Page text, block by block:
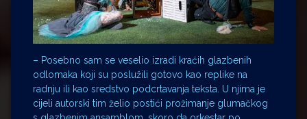
– Posebno sam se veselio izradi kraćih glazbenih
odlomaka koji su poslužili gotovo kao replike na
radnju ili kao sredstvo podcrtavanja teksta. U njima je
cijeli autorski tim želio postići prožimanje glumačkog